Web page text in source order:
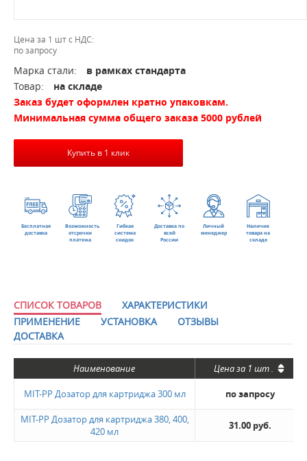
Цена за 1 шт с НДС:
по запросу
Марка стали:
в рамках стандарта
Товар:
на складе
Заказ будет оформлен кратно упаковкам.
Минимальная сумма общего заказа 5000 рублей
Купить в 1 клик
Бесплатная
доставка
Возможность
отсрочки
платежа
Гибкая
система
скидок
Доставка по
всей
России
Личный
менеджер
Наличие
товара на
складе
СПИСОК ТОВАРОВ
ХАРАКТЕРИСТИКИ
ПРИМЕНЕНИЕ
УСТАНОВКА
ОТЗЫВЫ
ДОСТАВКА
Наименование Цена за 1 шт.
MIT-PP Дозатор для картриджа 300 мл по запросу
MIT-PP Дозатор для картриджа 380, 400,
420 мл
31.00 руб.